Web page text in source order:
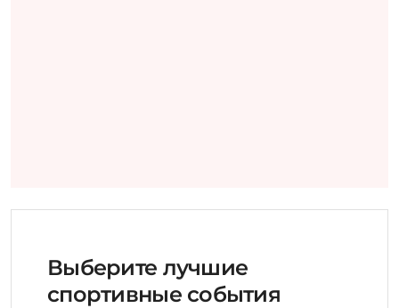
Выберите лучшие
спортивные события